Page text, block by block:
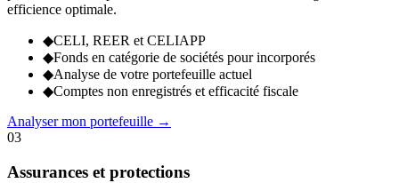
efficience optimale.
◆CELI, REER et CELIAPP
◆Fonds en catégorie de sociétés pour incorporés
◆Analyse de votre portefeuille actuel
◆Comptes non enregistrés et efficacité fiscale
Analyser mon portefeuille →
03
Assurances et protections